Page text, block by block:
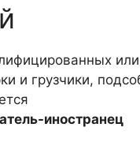
или
и грузчики,
иностранец